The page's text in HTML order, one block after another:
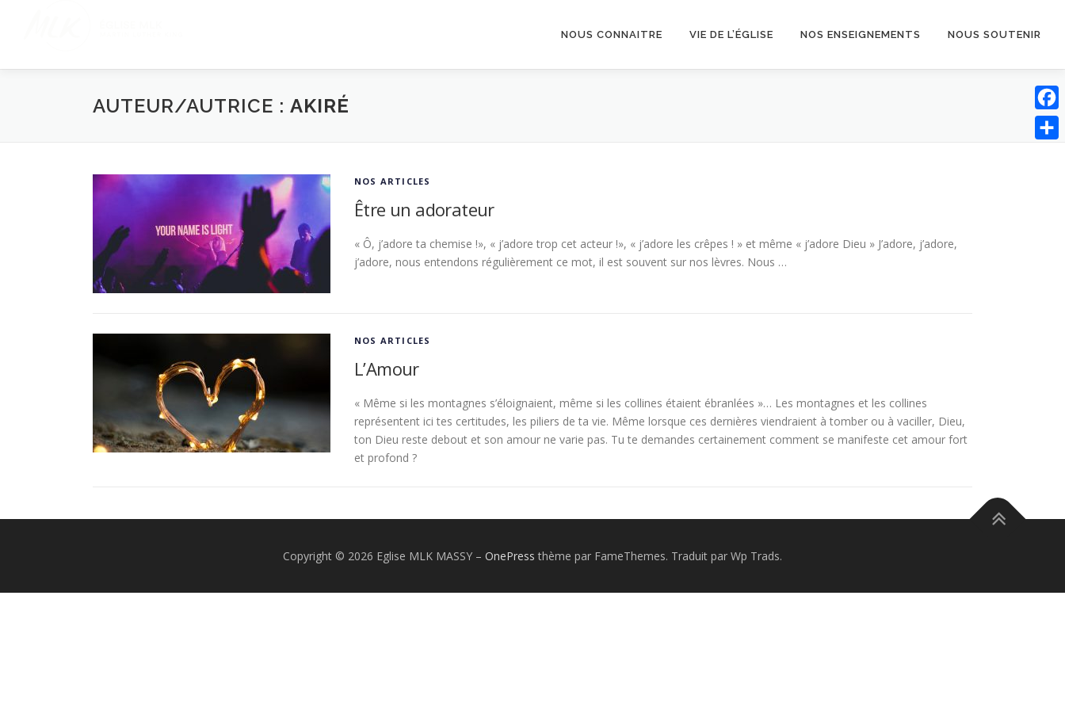
NOUS CONNAITRE VIE DE L’ÉGLISE NOS ENSEIGNEMENTS NOUS SOUTENIR
AUTEUR/AUTRICE : AKIRÉ
NOS ARTICLES
Être un adorateur
« Ô, j’adore ta chemise !», « j’adore trop cet acteur !», « j’adore les crêpes ! » et même « j’adore Dieu » J’adore, j’adore,
j’adore, nous entendons régulièrement ce mot, il est souvent sur nos lèvres. Nous …
NOS ARTICLES
L’Amour
« Même si les montagnes s’éloignaient, même si les collines étaient ébranlées »… Les montagnes et les collines
représentent ici tes certitudes, les piliers de ta vie. Même lorsque ces dernières viendraient à tomber ou à vaciller, Dieu,
ton Dieu reste debout et son amour ne varie pas. Tu te demandes certainement comment se manifeste cet amour fort
et profond ?
Copyright © 2026 Eglise MLK MASSY – OnePress thème par FameThemes. Traduit par Wp Trads.